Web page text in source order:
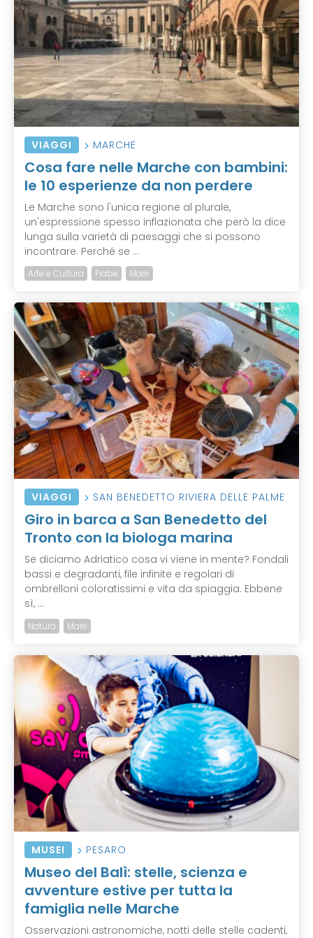
VIAGGI MARCHE
Cosa fare nelle Marche con bambini:
le 10 esperienze da non perdere
Le Marche sono l'unica regione al plurale,
un'espressione spesso inflazionata che però la dice
lunga sulla varietà di paesaggi che si possono
incontrare. Perché se ...
Arte e Cultura Fiabe Mare
VIAGGI SAN BENEDETTO RIVIERA DELLE PALME
Giro in barca a San Benedetto del
Tronto con la biologa marina
Se diciamo Adriatico cosa vi viene in mente? Fondali
bassi e degradanti, file infinite e regolari di
ombrelloni coloratissimi e vita da spiaggia. Ebbene
sì, ...
Natura Mare
MUSEI PESARO
Museo del Balì: stelle, scienza e
avventure estive per tutta la
famiglia nelle Marche
Osservazioni astronomiche, notti delle stelle cadenti,